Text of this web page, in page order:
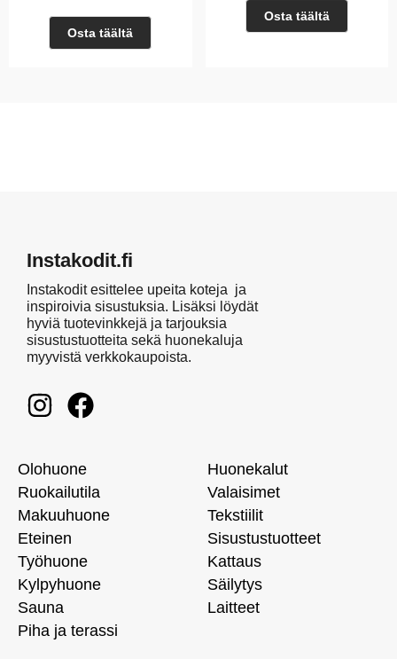
Osta täältä
Osta täältä
Instakodit.fi
Instakodit esittelee upeita koteja ja
inspiroivia sisustuksia. Lisäksi löydät
hyviä tuotevinkkejä ja tarjouksia
sisustustuotteita sekä huonekaluja
myyvistä verkkokaupoista.
Olohuone
Ruokailutila
Makuuhuone
Eteinen
Työhuone
Kylpyhuone
Sauna
Piha ja terassi
Huonekalut
Valaisimet
Tekstiilit
Sisustustuotteet
Kattaus
Säilytys
Laitteet